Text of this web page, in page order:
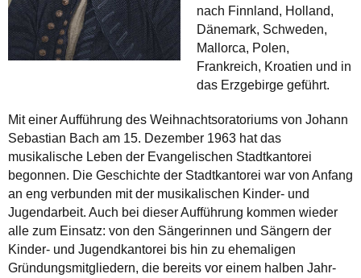
nach Finnland, Holland,
Dänemark, Schweden,
Mallorca, Polen,
Frankreich, Kroatien und in
das Erz­gebirge geführt.
Mit einer Aufführung des Weihnachts­o­ratoriums von Johann
Sebastian Bach am 15. Dezember 1963 hat das
musikalische Leben der Evangelischen Stadt­­kantorei
begonnen. Die Geschichte der Stadt­kantorei war von Anfang
an eng verbunden mit der musikalischen Kinder- und
Jugend­arbeit. Auch bei dieser Aufführung kommen wieder
alle zum Einsatz: von den Sängerinnen und Sängern der
Kinder­- und Jugend­kantorei bis hin zu ehemaligen
Gründungs­mitgliedern, die bereits vor einem halben Jahr­